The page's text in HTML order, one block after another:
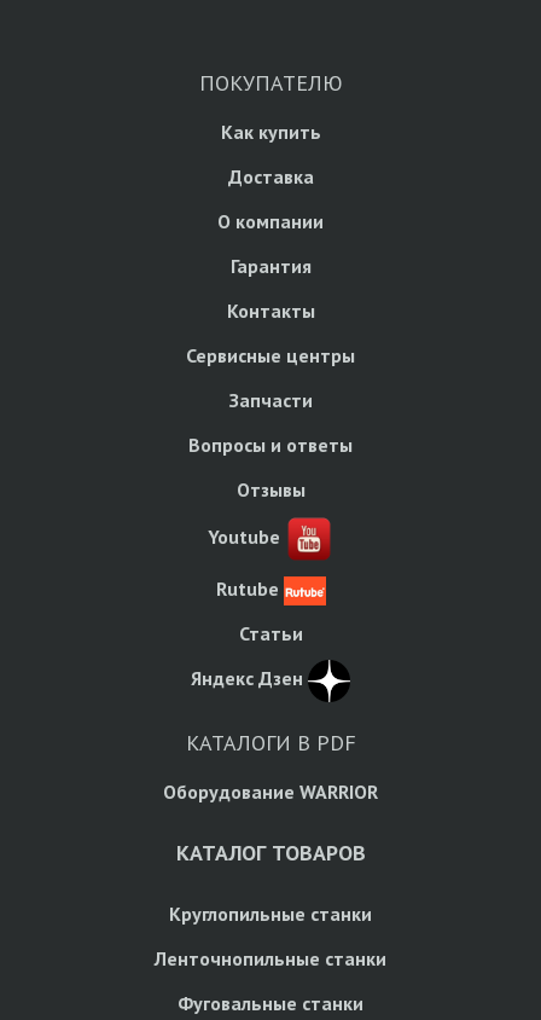
ПОКУПАТЕЛЮ
Как купить
Доставка
О компании
Гарантия
Контакты
Сервисные центры
Запчасти
Вопросы и ответы
Отзывы
Youtube
Rutube
Статьи
Яндекс Дзен
КАТАЛОГИ В PDF
Оборудование WARRIOR
КАТАЛОГ ТОВАРОВ
Круглопильные станки
Ленточнопильные станки
Фуговальные станки